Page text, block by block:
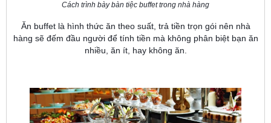
Cách trình bày bàn tiệc buffet trong nhà hàng
Ăn buffet là hình thức ăn theo suất, trả tiền trọn gói nên nhà
hàng sẽ đếm đầu người để tính tiền mà không phân biệt bạn ăn
nhiều, ăn ít, hay không ăn.